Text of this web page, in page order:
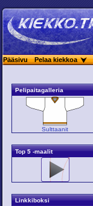
Pääsivu Pelaa kiekkoa
Pelipaitagalleria
Sulttaanit
Top 5 -maalit
Linkkiboksi